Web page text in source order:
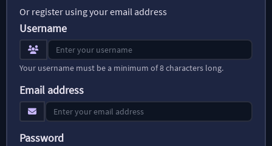
Or register using your email address
Username
Your username must be a minimum of 8 characters long.
Email address
Password